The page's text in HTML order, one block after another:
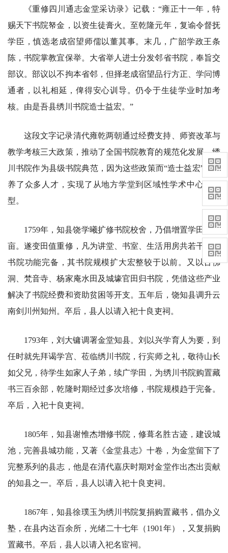
《重修四川通志金堂采访录》记载：“雍正十一年，特
赐天下书院帑金，以资生徒膏火。至乾隆元年，复谕令督抚
学臣，慎选老成宿望师儒以董其事。末几，广韶学政王条
陈，书院掌教宜保举。大省举人进士分发邻省书院，奉旨交
部议。部议以不拘本省邻，但择老成宿望品行方正、学问博
通者，以礼相延，俾得安心训导。仍令于生徒学业时加考
核。由是吾县绣川书院造士益宏。”
这段文字记录清代雍乾两朝通过经费支持、师资改革与
教学考核三大政策，推动了全国书院教育的规范化发展。绣
川书院作为县级书院典范，因为这些政策而“造士益宏”，培
养了众多人才，实现了从地方学堂到区域性学术中心的转
型。
1759年，知县饶学曦扩修书院校舍，乃倡增置学田三百
亩。遂变田值重修，凡为讲堂、书室、生活用房共若干楹。
书院功能完备，其书院规模扩大宏整较于以前。又以古佛
洞、梵音寺、杨家庵水田及城壕官田归书院，凭借这些产业
解决了书院经费和资助贫困等开支。五年后，饶知县调升云
南剑川州知州。卒后，县人以请入祀十良吏祠。
1793年，刘大镛调署金堂知县。刘以兴学育人为要，到
任时就先拜谒学宫、莅临绣川书院，行宾师之礼，敬待山长
如父兄，待学生如家人子弟，续广学田，为绣川书院购置藏
书三百余部，乾隆时期经过多次培修，书院规模趋于完备。
卒后，入祀十良吏祠。
1805年，知县谢惟杰增修书院，修葺名胜古迹，建设城
池，完善县城功能，又著《金堂县志》十卷，为金堂留下了
完整系列的县志，他是在清代嘉庆时期对金堂作出杰出贡献
的知县之一。卒后，县人以请入祀十良吏祠。
1867年，知县徐璞玉为绣川书院复捐购置藏书，倡办义
塾，在县内达百余所，光绪二十七年（1901年），又复捐购
置藏书。卒后，县人以请入祀名宦祠。